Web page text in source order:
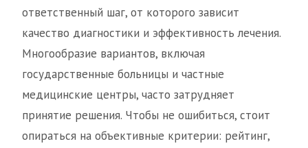
ответственный шаг, от которого зависит
качество диагностики и эффективность лечения.
Многообразие вариантов, включая
государственные больницы и частные
медицинские центры, часто затрудняет
принятие решения. Чтобы не ошибиться, стоит
опираться на объективные критерии: рейтинг,